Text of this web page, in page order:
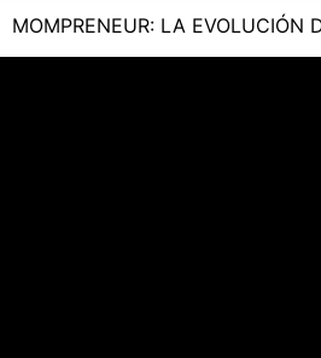
MOMPRENEUR: LA EVOLUCIÓN